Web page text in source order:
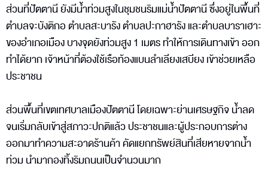
ส่วนที่ปัตตานี ยังมีน้ำท่วมสูงในชุมชนริมแม่น้ำปัตตานี ซึ่งอยู่ในพื้นที่
ตำบลจะบังติกอ ตำบลสะบารัง ตำบลปะกาฮารัง และตำบลบาราเฮาะ
ของอำเภอเมือง บางจุดยังท่วมสูง 1 เมตร ทำให้การเดินทางเข้า ออก
ทำได้ยาก เจ้าหน้าที่ต้องใช้เรือท้องแบนลำเลียงเสบียง เข้าช่วยเหลือ
ประชาชน
ส่วนพื้นที่เขตเทศบาลเมืองปัตตานี โดยเฉพาะย่านเศรษฐกิจ น้ำลด
จนเริ่มกลับเข้าสู่สภาวะปกติแล้ว ประชาชนและผู้ประกอบการต่าง
ออกมาทำความสะอาดร้านค้า คัดแยกทรัพย์สินที่เสียหายจากน้ำ
ท่วม นำมากองทิ้งริมถนนเป็นจำนวนมาก